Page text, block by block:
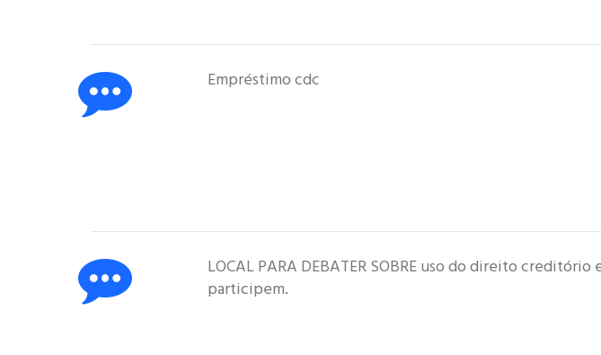
Empréstimo cdc
LOCAL PARA DEBATER SOBRE uso do direito
participem.